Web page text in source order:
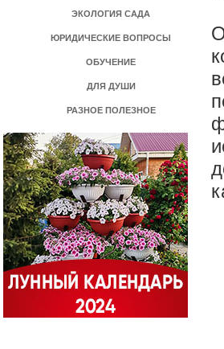
ЭКОЛОГИЯ САДА
ЮРИДИЧЕСКИЕ ВОПРОСЫ
ОБУЧЕНИЕ
ДЛЯ ДУШИ
РАЗНОЕ ПОЛЕЗНОЕ